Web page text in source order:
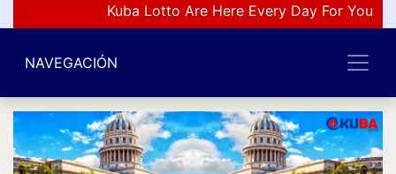
Kuba Lotto Are Here Every Day For You
NAVEGACIÓN